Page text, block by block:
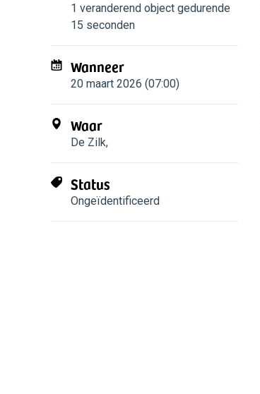
1 veranderend object gedurende
15 seconden
Wanneer
20 maart 2026 (07:00)
Waar
De Zilk,
Status
Ongeïdentificeerd